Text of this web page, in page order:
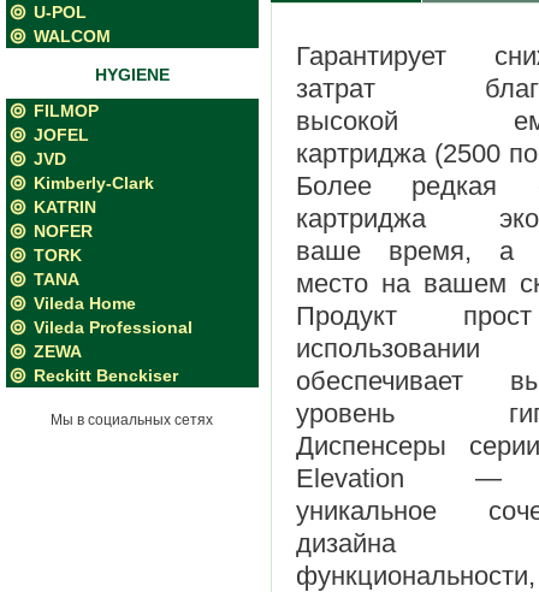
U-POL
WALCOM
HYGIENE
FILMOP
JOFEL
JVD
Kimberly-Clark
KATRIN
NOFER
TORK
TANA
Vileda Home
Vileda Professional
ZEWA
Reckitt Benckiser
Мы в социальных сетях
Гарантирует
затрат
высокой
картриджа (2500
Более редкая
картриджа
ваше время, а
место на вашем
Продукт
обеспечивает
уровень
Диспенсеры
Elevation —
уникальное
функциональности,